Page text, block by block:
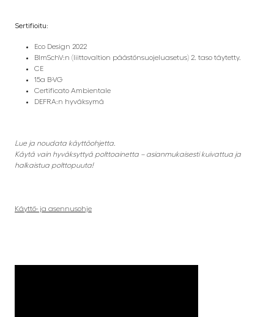
Sertifioitu:
Eco Design 2022
BlmSchV:n (liittovaltion päästönsuojeluasetus) 2. taso täytetty.
CE
15a B-VG
Certificato Ambientale
DEFRA:n hyväksymä
Lue ja noudata käyttöohjetta.
Käytä vain hyväksyttyä polttoainetta – asianmukaisesti kuivattua ja
halkaistua polttopuuta!
Käyttö- ja asennusohje